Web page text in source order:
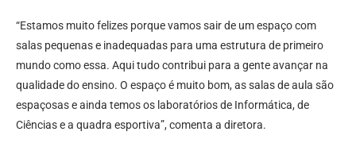
“Estamos muito felizes porque vamos sair de um espaço com
salas pequenas e inadequadas para uma estrutura de primeiro
mundo como essa. Aqui tudo contribui para a gente avançar na
qualidade do ensino. O espaço é muito bom, as salas de aula são
espaçosas e ainda temos os laboratórios de Informática, de
Ciências e a quadra esportiva”, comenta a diretora.